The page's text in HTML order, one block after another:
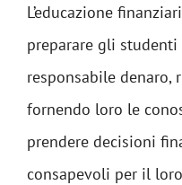
L’educazione
preparare gli
responsabile denaro,
fornendo loro le
prendere decisioni
consapevoli per il